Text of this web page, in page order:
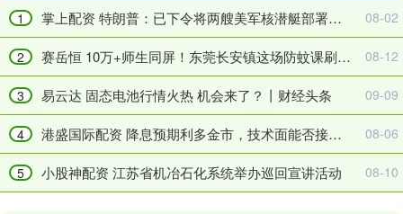
吗
贸
易
重
锤
下
的
挑
战
新
能
源
资
产
价
值
释
放
1 掌上配资 特朗普：已下令将两艘美军核潜艇部署至相应区域 08-02
2 赛岳恒 10万+师生同屏！东莞长安镇这场防蚊课刷爆家长群！ 08-12
3 易云达 固态电池行情火热 机会来了？丨财经头条 09-09
4 港盛国际配资 降息预期利多金市，技术面能否接力推动？ 08-06
5 小股神配资 江苏省机冶石化系统举办巡回宣讲活动 08-10